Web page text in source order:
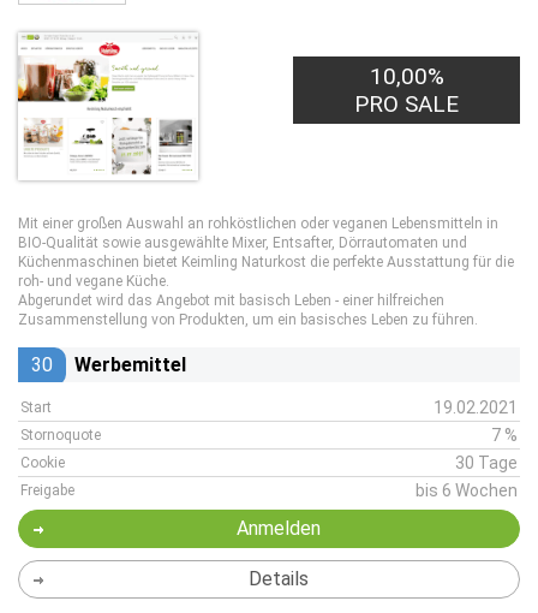
10,00%
PRO SALE
Mit einer großen Auswahl an rohköstlichen oder veganen Lebensmitteln in
BIO-Qualität sowie ausgewählte Mixer, Entsafter, Dörrautomaten und
Küchenmaschinen bietet Keimling Naturkost die perfekte Ausstattung für die
roh- und vegane Küche.
Abgerundet wird das Angebot mit basisch Leben - einer hilfreichen
Zusammenstellung von Produkten, um ein basisches Leben zu führen.
30 Werbemittel
Start 19.02.2021
Stornoquote 7 %
Cookie 30 Tage
Freigabe bis 6 Wochen
Anmelden
Details